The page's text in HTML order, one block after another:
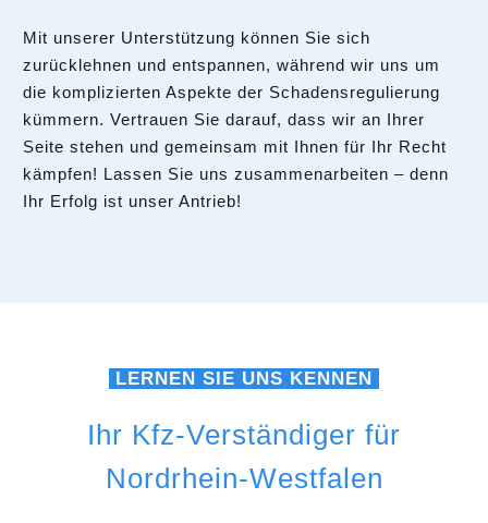
Mit unserer Unterstützung können Sie sich
zurücklehnen und entspannen, während wir uns um
die komplizierten Aspekte der Schadensregulierung
kümmern. Vertrauen Sie darauf, dass wir an Ihrer
Seite stehen und gemeinsam mit Ihnen für Ihr Recht
kämpfen! Lassen Sie uns zusammenarbeiten – denn
Ihr Erfolg ist unser Antrieb!
LERNEN SIE UNS KENNEN
Ihr Kfz-Verständiger für
Nordrhein-Westfalen